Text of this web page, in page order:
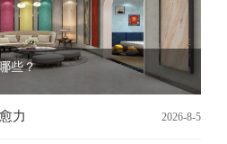
些？
2026-8-5
力